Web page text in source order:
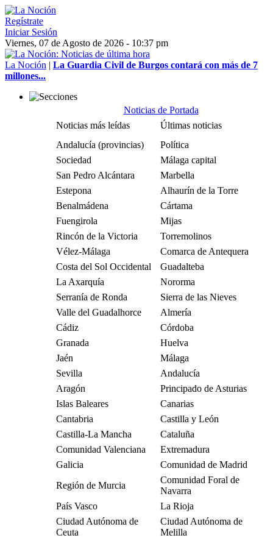
Regístrate
Iniciar Sesión
Viernes, 07 de Agosto de 2026 - 10:37 pm
La Noción | La Guardia Civil de Burgos contará con más de 7
millones...
Noticias de Portada
Noticias más leídas
Últimas noticias
Andalucía (provincias)
Política
Sociedad
Málaga capital
San Pedro Alcántara
Marbella
Estepona
Alhaurín de la Torre
Benalmádena
Cártama
Fuengirola
Mijas
Rincón de la Victoria
Torremolinos
Vélez-Málaga
Comarca de Antequera
Costa del Sol Occidental
Guadalteba
La Axarquía
Nororma
Serranía de Ronda
Sierra de las Nieves
Valle del Guadalhorce
Almería
Cádiz
Córdoba
Granada
Huelva
Jaén
Málaga
Sevilla
Andalucía
Aragón
Principado de Asturias
Islas Baleares
Canarias
Cantabria
Castilla y León
Castilla-La Mancha
Cataluña
Comunidad Valenciana
Extremadura
Galicia
Comunidad de Madrid
Región de Murcia
Comunidad Foral de
Navarra
País Vasco
La Rioja
Ciudad Autónoma de
Ceuta
Ciudad Autónoma de
Melilla